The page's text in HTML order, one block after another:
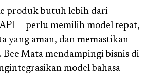
produk butuh lebih dari
— perlu memilih model tepat,
yang aman, dan memastikan
Bee Mata mendampingi bisnis di
model bahasa